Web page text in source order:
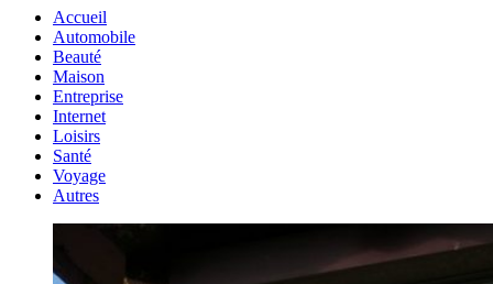
Accueil
Automobile
Beauté
Maison
Entreprise
Internet
Loisirs
Santé
Voyage
Autres